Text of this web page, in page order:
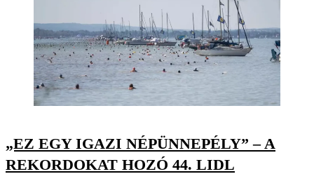
„EZ EGY IGAZI NÉPÜNNEPÉLY” – A
REKORDOKAT HOZÓ 44. LIDL